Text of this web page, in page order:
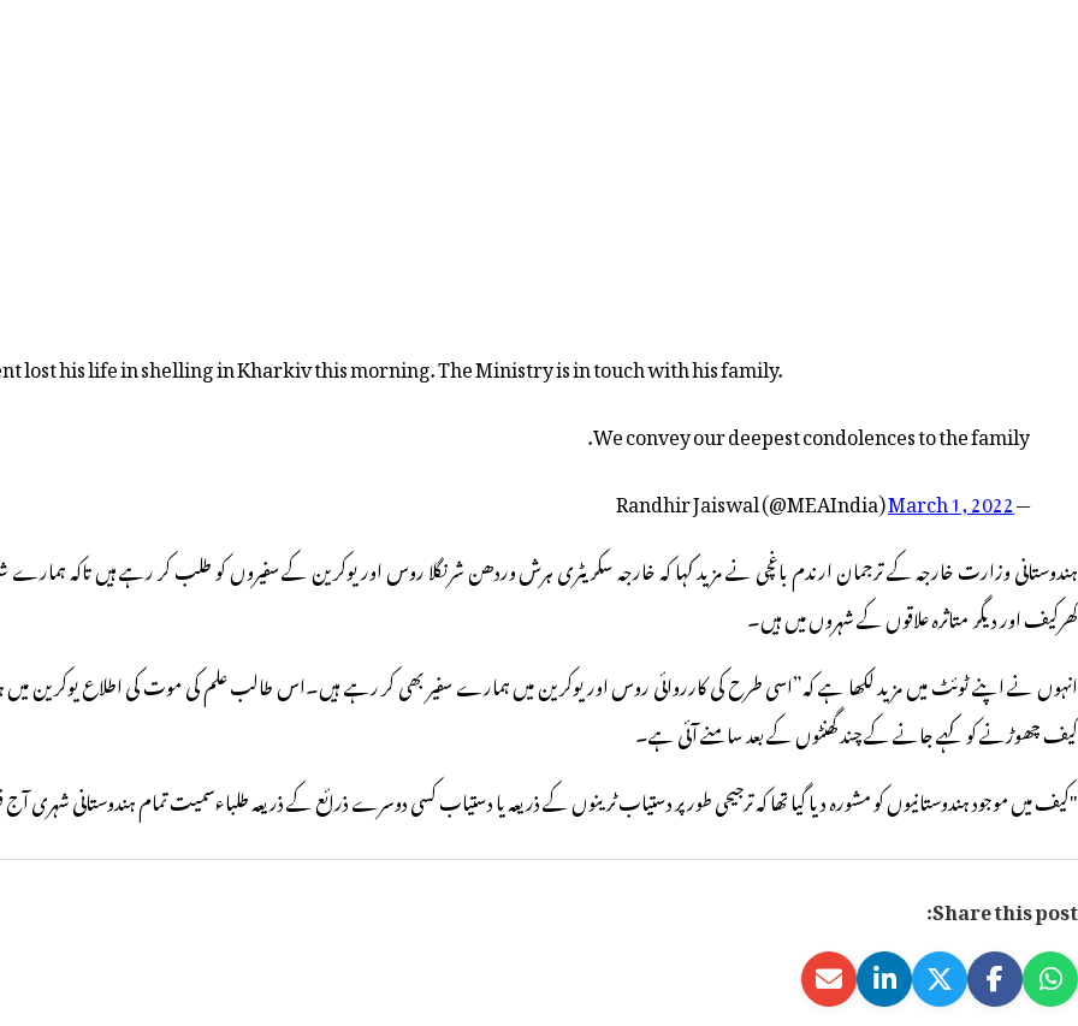
his life in shelling in Kharkiv this morning. The Ministry is in touch with his family.
We convey our deepest condolences to the family.
— Randhir Jaiswal (@MEAIndia)
March 1, 2022
ہندوستانی وزارت خارجہ کے ترجمان ارندم باغچی نے مزید کہا کہ خارجہ سکریٹری ہرش وردھن شرنگلا روس اور یوکرین کے سفیروں کو طلب کر رہے ہیں تاکہ
کھرکیف اور دیگر متاثرہ علاقوں کے شہروں میں ہیں۔
انہوں نے اپنے ٹوئٹ میں مزید لکھا ہے کہ”اسی طرح کی کارروائی روس اور یوکرین میں ہمارے سفیر بھی کر رہے ہیں۔اس طالب علم کی موت کی اطلاع یوکرین
کیف چھوڑنے کو کہے جانے کے چند گھنٹوں کے بعد سامنے آئی ہے۔
"کیف میں موجود ہندوستانیوں کو مشورہ دیا گیا تھا کہ ترجیحی طور پر دستیاب ٹرینوں کے ذریعہ یا دستیاب کسی دوسرے ذرائع کے ذریعہ طلباءسمیت تمام ہندوستانی
Share this post: